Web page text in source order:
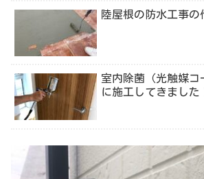
陸屋根の防水工事の
室内除菌（光触媒コ
に施工してきました